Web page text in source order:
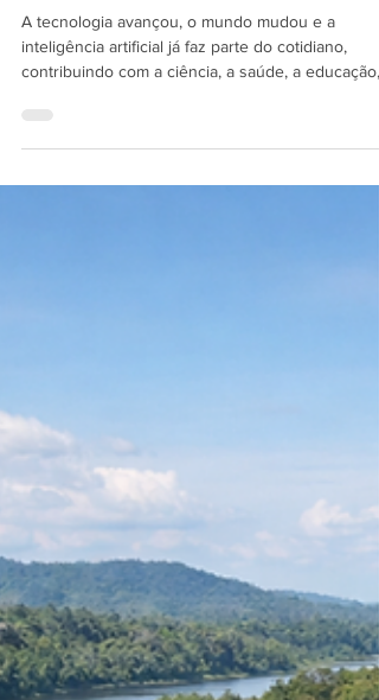
tem que estar a serviço da vida
A tecnologia avançou, o mundo mudou e a
inteligência artificial já faz parte do cotidiano,
modernidade, o meio ambiente e a vida fiquem